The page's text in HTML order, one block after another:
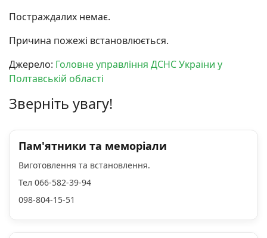
Постраждалих немає.
Причина пожежі встановлюється.
Джерело: Головне управління ДСНС України у
Полтавській області
Зверніть увагу!
Пам'ятники та меморіали
Виготовлення та встановлення.
Тел 066-582-39-94
098-804-15-51